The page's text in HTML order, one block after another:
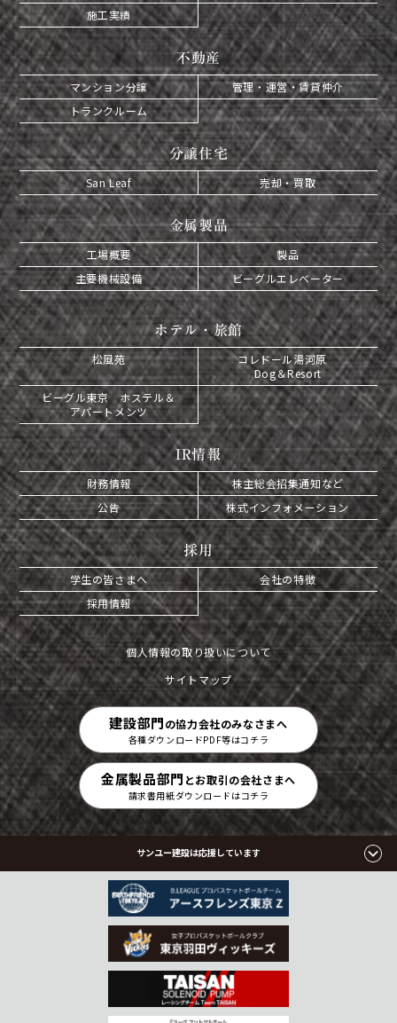
施工実績
不動産
マンション分譲
管理・運営・賃貸仲介
トランクルーム
分譲住宅
San Leaf 売却・買取
金属製品
工場概要
製品
主要機械設備
ビーグルエレベーター
ホテル・旅館
松風苑
コレドール湯河原
Dog＆Resort
ビーグル東京 ホステル＆
アパートメンツ
IR情報
財務情報
株主総会招集通知など
公告
株式インフォメーション
採用
学生の皆さまへ
会社の特徴
採用情報
個人情報の取り扱いについて
サイトマップ
建設部門の協力会社のみなさまへ
各種ダウンロードPDF等はコチラ
金属製品部門 とお取引の会社さまへ
請求書用紙ダウンロードはコチラ
サンユー建設は応援しています